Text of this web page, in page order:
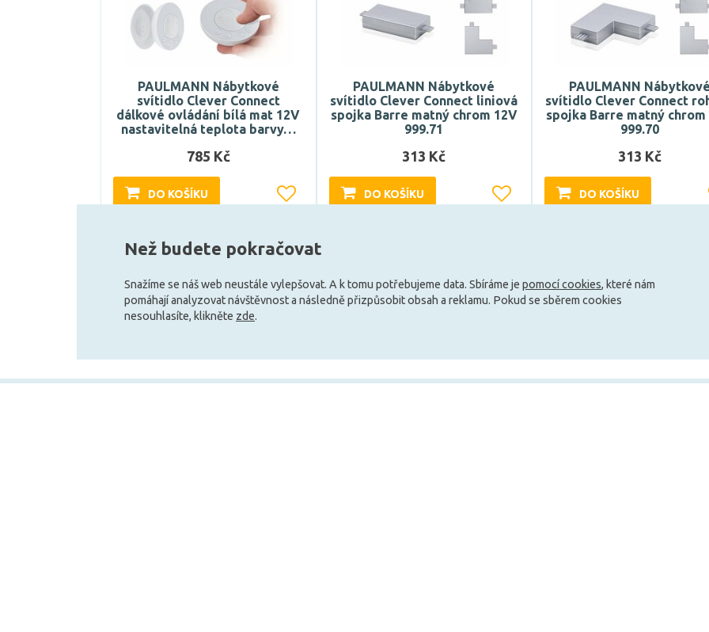
PAULMANN Nábytkové
svítidlo Clever Connect
dálkové ovládání bílá mat 12V
nastavitelná teplota barvy…
785 Kč
DO KOŠÍKU
PAULMANN Nábytkové
svítidlo Clever Connect liniová
spojka Barre matný chrom 12V
999.71
313 Kč
DO KOŠÍKU
PAULMANN Nábytkové
svítidlo Clever Connect
spojka Barre matný chrom
999.70
313 Kč
DO KOŠÍKU
Načíst další
Než budete pokračovat
Snažíme se náš web neustále vylepšovat. A k tomu potřebujeme data. Sbíráme je pomocí cookies, které nám
pomáhají analyzovat návštěvnost a následně přizpůsobit obsah a reklamu. Pokud se sběrem cookies
nesouhlasíte, klikněte zde.